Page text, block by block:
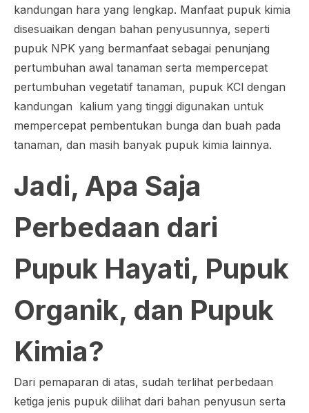
kandungan hara yang lengkap. Manfaat pupuk kimia
disesuaikan dengan bahan penyusunnya, seperti
pupuk NPK yang bermanfaat sebagai penunjang
pertumbuhan awal tanaman serta mempercepat
pertumbuhan vegetatif tanaman, pupuk KCl dengan
kandungan kalium yang tinggi digunakan untuk
mempercepat pembentukan bunga dan buah pada
tanaman, dan masih banyak pupuk kimia lainnya.
Jadi, Apa Saja
Perbedaan dari
Pupuk Hayati, Pupuk
Organik, dan Pupuk
Kimia?
Dari pemaparan di atas, sudah terlihat perbedaan
ketiga jenis pupuk dilihat dari bahan penyusun serta